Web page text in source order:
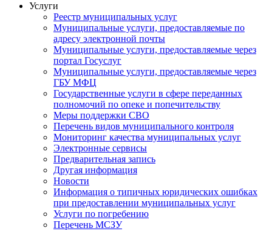
Услуги
Реестр муниципальных услуг
Муниципальные услуги, предоставляемые по
адресу электронной почты
Муниципальные услуги, предоставляемые через
портал Госуслуг
Муниципальные услуги, предоставляемые через
ГБУ МФЦ
Государственные услуги в сфере переданных
полномочий по опеке и попечительству
Меры поддержки СВО
Перечень видов муниципального контроля
Мониторинг качества муниципальных услуг
Электронные сервисы
Предварительная запись
Другая информация
Новости
Информация о типичных юридических ошибках
при предоставлении муниципальных услуг
Услуги по погребению
Перечень МСЗУ